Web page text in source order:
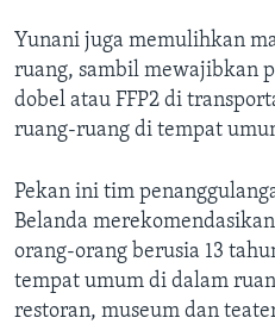
Yunani juga memulihkan
ruang, sambil mewajibkan
dobel atau FFP2 di
ruang-ruang di tempat
Pekan ini tim
Belanda
orang-orang berusia 13
tempat umum di dalam
restoran, museum dan